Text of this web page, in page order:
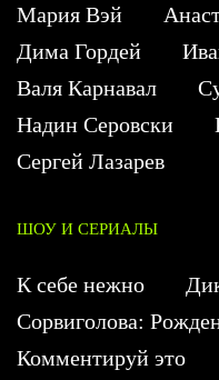
Мария Вэй
Дима Гордей
Валя Карнавал
Надин Серовски
Сергей Лазарев
ШОУ И СЕРИАЛЫ
К себе нежно
Сорвиголова:
Комментируй это